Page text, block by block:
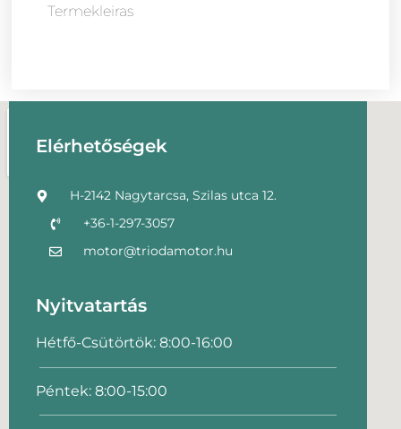
Termekleiras
Elérhetőségek
H-2142 Nagytarcsa, Szilas utca 12.
+36-1-297-3057
motor@triodamotor.hu
Nyitvatartás
Hétfő-Csütörtök: 8:00-16:00
Péntek: 8:00-15:00